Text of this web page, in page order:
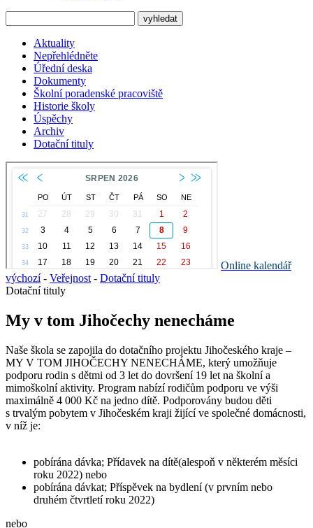
Aktuality
Nepřehlédněte
Úřední deska
Dokumenty
Školní poradenské pracoviště
Historie školy
Úspěchy
Archiv
Dotační tituly
Online kalendář
výchozí- Veřejnost - Dotační tituly
Dotační tituly
My v tom Jihočechy nenecháme
Naše škola se zapojila do dotačního projektu Jihočeského kraje –
MY V TOM JIHOČECHY NENECHÁME, který umožňuje
podporu rodin s dětmi od 3 let do dovršení 19 let na školní a
mimoškolní aktivity. Program nabízí rodičům podporu ve výši
maximálně 4 000 Kč na jedno dítě. Podporovány budou děti
s trvalým pobytem v Jihočeském kraji žijící ve společné domácnosti,
v níž je:
pobírána dávka; Přídavek na dítě(alespoň v některém měsíci
roku 2022) nebo
pobírána dávkat; Příspěvek na bydlení (v prvním nebo
druhém čtvrtletí roku 2022)
nebo